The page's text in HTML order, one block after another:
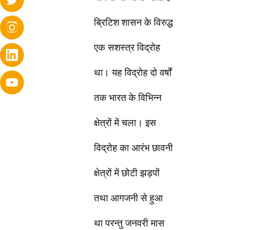
ब्रिटिश शासन के विरुद्ध
एक सशस्त्र विद्रोह
था। यह विद्रोह दो वर्षों
तक भारत के विभिन्न
क्षेत्रों में चला। इस
विद्रोह का आरंभ छावनी
क्षेत्रों में छोटी झड़पों
तथा आगजनी से हुआ
था परन्तु जनवरी मास